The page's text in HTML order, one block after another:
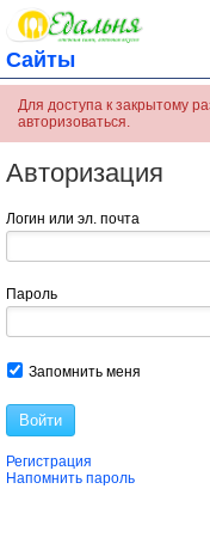
Сайты
Для доступа к закрытому
авторизоваться.
Авторизация
Логин или эл. почта
Пароль
Запомнить меня
Войти
Регистрация
Напомнить пароль